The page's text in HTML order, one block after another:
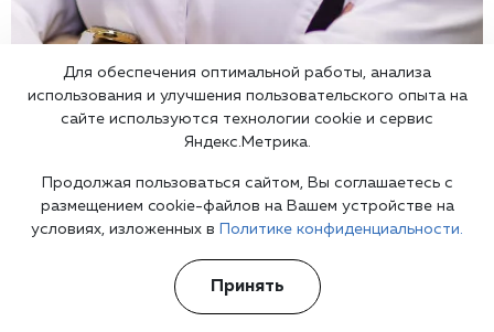
Врач психиатр в Москве
Для обеспечения оптимальной работы, анализа
использования и улучшения пользовательского опыта на
сайте используются технологии cookie и сервис
Яндекс.Метрика.
Продолжая пользоваться сайтом, Вы соглашаетесь с
размещением cookie-файлов на Вашем устройстве на
условиях, изложенных в
Политике конфиденциальности.
Принять